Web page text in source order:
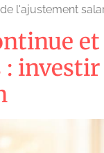
l'ajustement
: